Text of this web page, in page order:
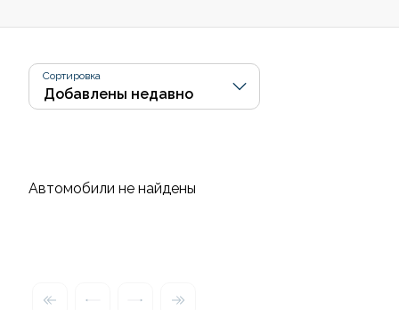
Сортировка
Автомобили не найдены